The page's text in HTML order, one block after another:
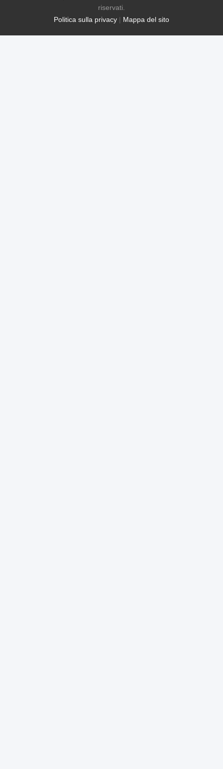
Politica sulla privacy | Mappa del sito
riservati.